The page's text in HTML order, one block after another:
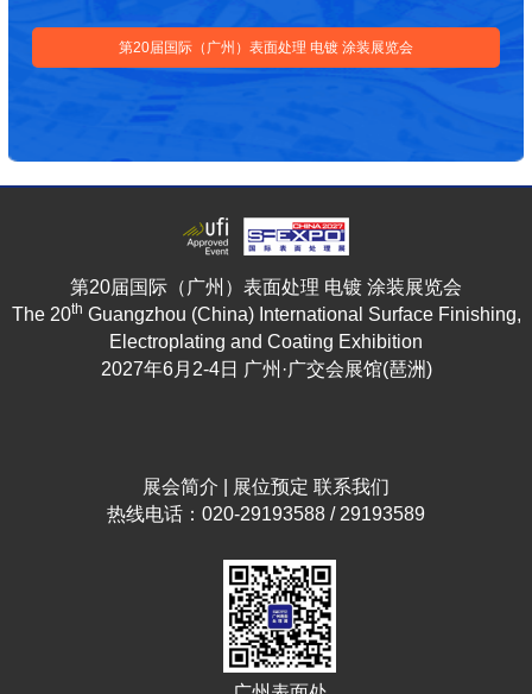
第20届国际（广州）表面处理 电镀 涂装展览会
第20届国际（广州）表面处理 电镀 涂装展览会
The 20th Guangzhou (China) International Surface Finishing,
Electroplating and Coating Exhibition
2027年6月2-4日 广州·广交会展馆(琶洲)
展会简介 展位预定 联系我们
热线电话：020-29193588 / 29193589